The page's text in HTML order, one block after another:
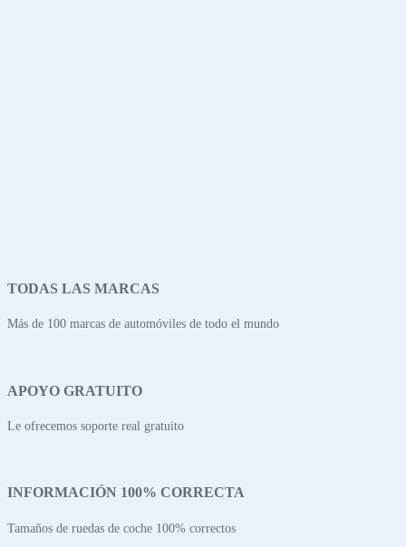
TODAS LAS MARCAS
Más de 100 marcas de automóviles de todo el mundo
APOYO GRATUITO
Le ofrecemos soporte real gratuito
INFORMACIÓN 100% CORRECTA
Tamaños de ruedas de coche 100% correctos